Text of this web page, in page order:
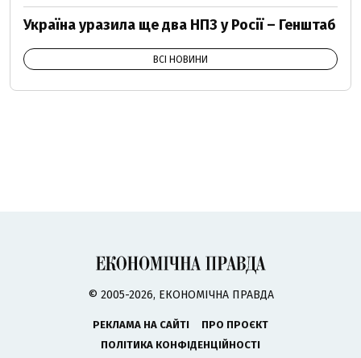
Україна уразила ще два НПЗ у Росії – Генштаб
ВСІ НОВИНИ
© 2005-2026, ЕКОНОМІЧНА ПРАВДА
РЕКЛАМА НА САЙТІ
ПРО ПРОЄКТ
ПОЛІТИКА КОНФІДЕНЦІЙНОСТІ